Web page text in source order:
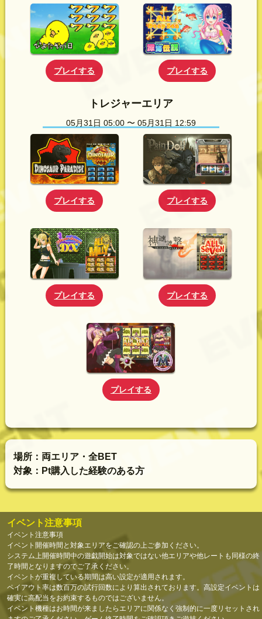
プレイする プレイする
トレジャーエリア
05月31日 05:00 〜 05月31日 12:59
プレイする プレイする
プレイする プレイする
プレイする
場所：両エリア・全BET
対象：Pt購入した経験のある方
イベント注意事項
イベント注意事項
イベント開催時間と対象エリアをご確認の上ご参加ください。
システム上開催時間中の遊戯開始は対象ではない他エリアや他レートも同様の終
了時間となりますのでご了承ください。
イベントが重複している期間は高い設定が適用されます。
ペイアウト率は数百万の試行回数により算出されております。高設定イベントは
確実に高配当をお約束するものではございません。
イベント機種はお時間が来ましたらエリアに関係なく強制的に一度リセットされ